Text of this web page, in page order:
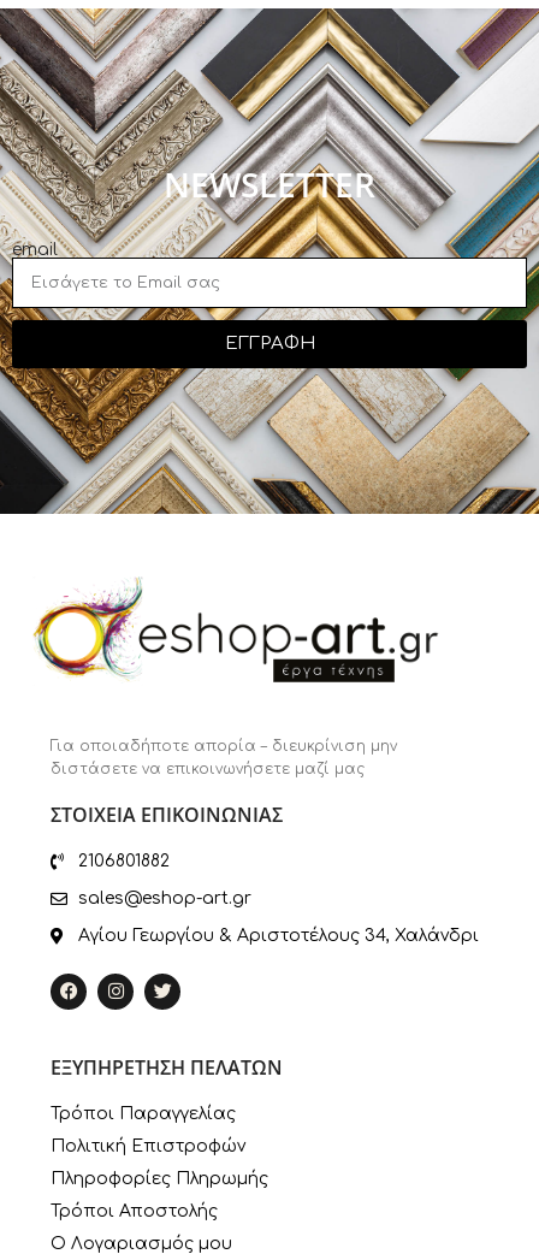
NEWSLETTER
email
ΕΓΓΡΑΦΗ
Για οποιαδήποτε απορία – διευκρίνιση μην
διστάσετε να επικοινωνήσετε μαζί μας
ΣΤΟΙΧΕΙΑ ΕΠΙΚΟΙΝΩΝΙΑΣ
2106801882
sales@eshop-art.gr
Αγίου Γεωργίου & Αριστοτέλους 34, Χαλάνδρι
ΕΞΥΠΗΡΕΤΗΣΗ ΠΕΛΑΤΩΝ
Τρόποι Παραγγελίας
Πολιτική Επιστροφών
Πληροφορίες Πληρωμής
Τρόποι Αποστολής
Ο Λογαριασμός μου